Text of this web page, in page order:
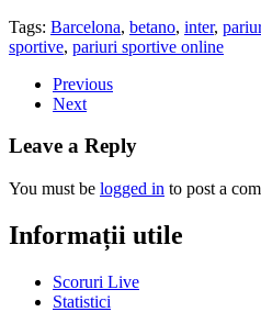
Tags: Barcelona, betano, inter,
sportive, pariuri sportive online
Previous
Next
Leave a Reply
You must be logged in to post a
Informații utile
Scoruri Live
Statistici